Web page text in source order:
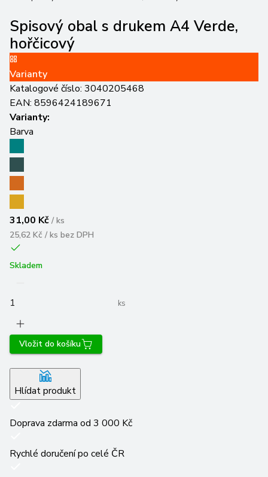
Spisový obal s drukem A4 Verde,
hořčicový
Varianty
Katalogové číslo: 3040205468
EAN: 8596424189671
Varianty:
Barva
31,00 Kč / ks
25,62 Kč / ks bez DPH
Skladem
ks
Vložit do košíku
Hlídat produkt
Doprava zdarma od 3 000 Kč
Rychlé doručení po celé ČR